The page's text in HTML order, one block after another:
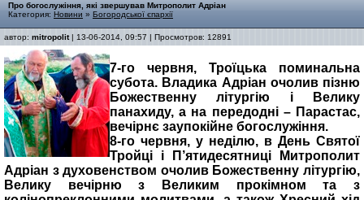
Про богослужіння, які звершував Митрополит Адріан
Категория: Новини » Богородської єпархії
автор: mitropolit| 13-06-2014, 09:57 | Просмотров: 12891
7-го червня, Троїцька поминальна
субота. Владика Адріан очолив пізню
Божественну літургію і Велику
панахиду, а на передодні – Парастас,
вечірнє заупокійне богослужіння.
8-го червня, у неділю, в День Святої
Тройці і П’ятидесятниці Митрополит
Адріан з духовенством очолив Божественну літургію,
Велику вечірню з Великим прокімном та з